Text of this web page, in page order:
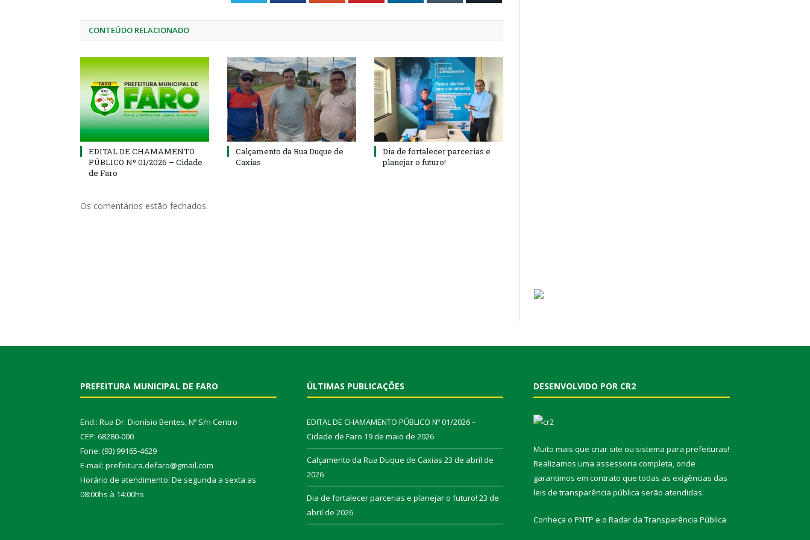
CONTEÚDO RELACIONADO
EDITAL DE CHAMAMENTO
PÚBLICO Nº 01/2026 – Cidade
de Faro
Calçamento da Rua Duque de
Caxias
Dia de fortalecer parcerias e
planejar o futuro!
Os comentários estão fechados.
PREFEITURA MUNICIPAL DE FARO
End.: Rua Dr. Dionísio Bentes, Nº S/n Centro
CEP: 68280-000
Fone: (93) 99165-4629
E-mail: prefeitura.defaro@gmail.com
Horário de atendimento: De segunda a sexta as
08:00hs à 14:00hs
ÚLTIMAS PUBLICAÇÕES
EDITAL DE CHAMAMENTO PÚBLICO Nº 01/2026 –
Cidade de Faro 19 de maio de 2026
Calçamento da Rua Duque de Caxias 23 de abril de
2026
Dia de fortalecer parcerias e planejar o futuro! 23 de
abril de 2026
DESENVOLVIDO POR CR2
Muito mais que criar site ou sistema para prefeituras!
Realizamos uma assessoria completa, onde
garantimos em contrato que todas as exigências das
leis de transparência pública serão atendidas.
Conheça o PNTP e o Radar da Transparência Pública